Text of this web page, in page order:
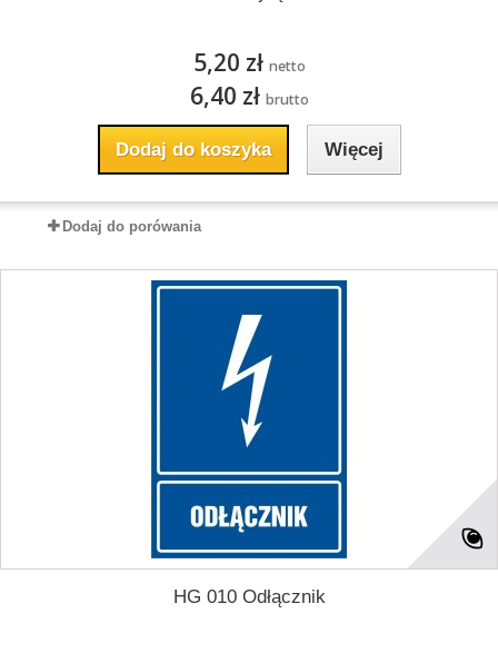
5,20 zł netto
6,40 zł brutto
Dodaj do koszyka Więcej
Dodaj do porówania
HG 010 Odłącznik